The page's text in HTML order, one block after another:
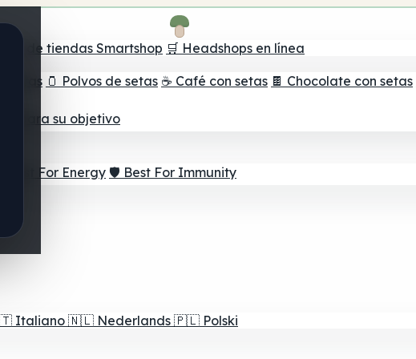
de tiendas Smartshop 🛒 Headshops en línea
setas 🫙 Polvos de setas ☕ Café con setas 🍫 Chocolate con setas
para su objetivo
⚡ Best For Energy 🛡️ Best For Immunity
Italiano 🇳🇱 Nederlands 🇵🇱 Polski